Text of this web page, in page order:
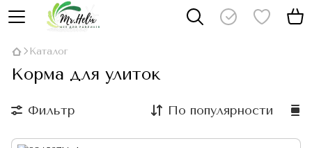
Каталог
Корма для улиток
Фильтр По популярности